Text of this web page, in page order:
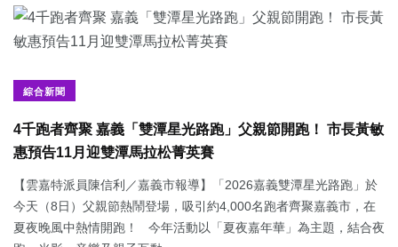
綜合新聞
4千跑者齊聚 嘉義「雙潭星光路跑」父親節開跑！ 市長黃敏
惠預告11月迎雙潭馬拉松菁英賽
【雲嘉特派員陳信利／嘉義市報導】「2026嘉義雙潭星光路跑」於
今天（8日）父親節熱鬧登場，吸引約4,000名跑者齊聚嘉義市，在
夏夜晚風中熱情開跑！ 今年活動以「夏夜嘉年華」為主題，結合夜